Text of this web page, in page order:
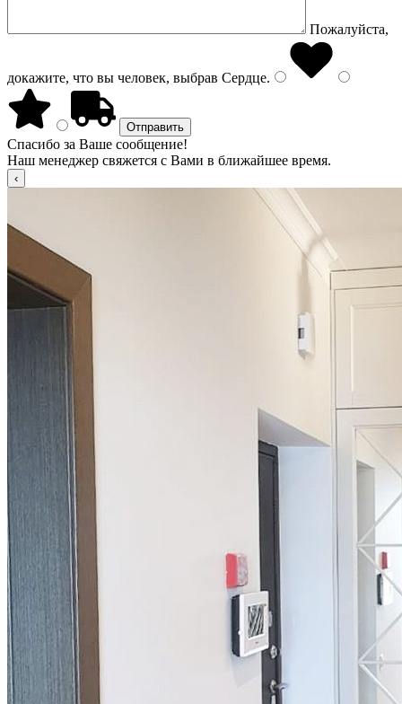
Пожалуйста,
докажите, что вы человек, выбрав Сердце.
Спасибо за Ваше сообщение!
Наш менеджер свяжется с Вами в ближайшее время.